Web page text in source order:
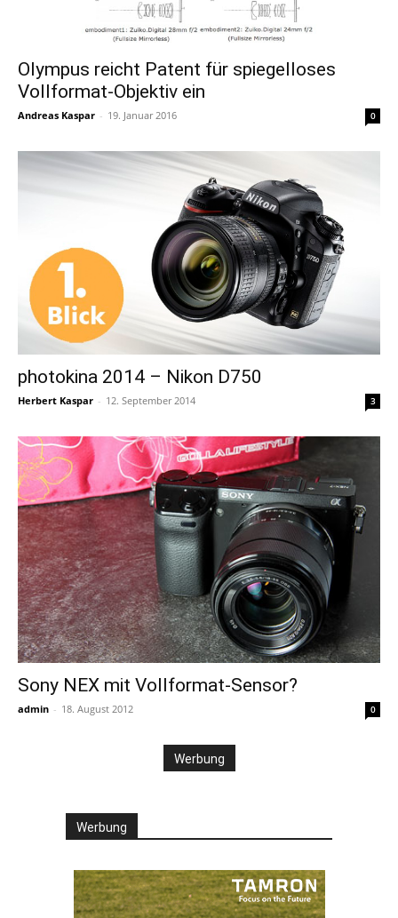
Olympus reicht Patent für spiegelloses
Vollformat-Objektiv ein
Andreas Kaspar - 19. Januar 2016 0
photokina 2014 – Nikon D750
Herbert Kaspar - 12. September 2014 3
Sony NEX mit Vollformat-Sensor?
admin - 18. August 2012 0
Werbung
Werbung